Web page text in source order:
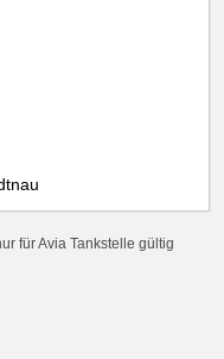
für Avia Tankstelle gültig